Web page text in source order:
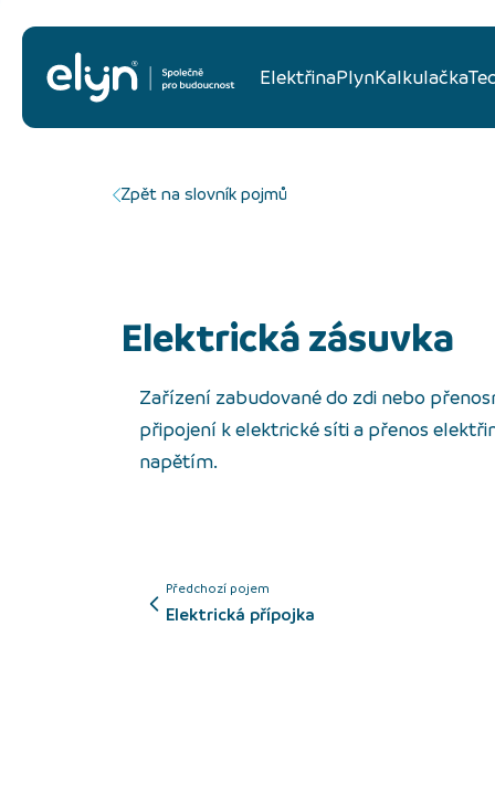
ElektřinaPlynKalkulačka
Zpět na slovník pojmů
elektrická zásuvka
Zařízení zabudované do zdi nebo
připojení k elektrické síti a přenos
napětím.
Předchozí pojem
elektrická přípojka